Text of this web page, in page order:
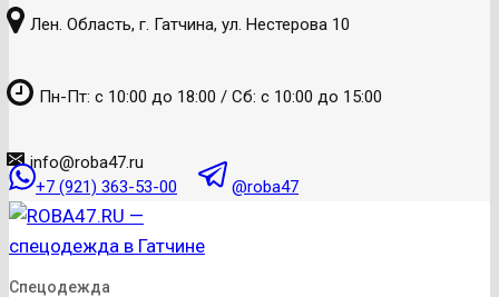
к
Лен. Область, г. Гатчина, ул. Нестерова 10
Пн-Пт: с 10:00 до 18:00 / Сб: с 10:00 до 15:00
info@roba47.ru
+7 (921) 363-53-00
@roba47
Спецодежда